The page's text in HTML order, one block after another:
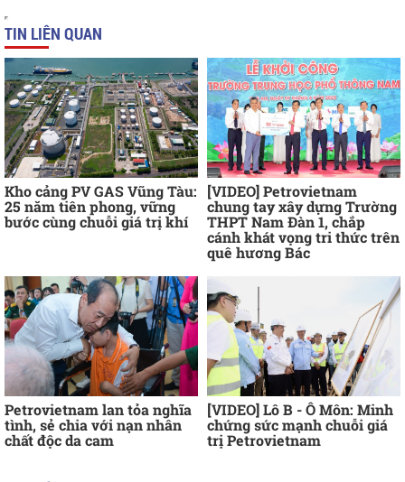
TIN LIÊN QUAN
Kho cảng PV GAS Vũng Tàu:
25 năm tiên phong, vững
bước cùng chuỗi giá trị khí
[VIDEO] Petrovietnam
chung tay xây dựng Trường
THPT Nam Đàn 1, chắp
cánh khát vọng tri thức trên
quê hương Bác
Petrovietnam lan tỏa nghĩa
tình, sẻ chia với nạn nhân
chất độc da cam
[VIDEO] Lô B - Ô Môn: Minh
chứng sức mạnh chuỗi giá
trị Petrovietnam